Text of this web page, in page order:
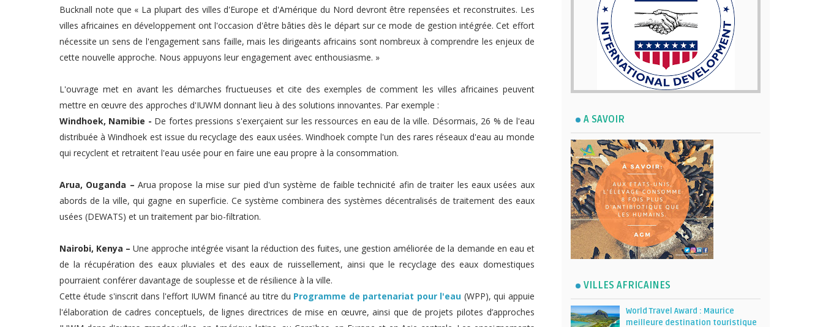
Bucknall note que « La plupart des villes d'Europe et d'Amérique du Nord devront être repensées et reconstruites. Les
villes africaines en développement ont l'occasion d'être bâties dès le départ sur ce mode de gestion intégrée. Cet effort
nécessite un sens de l'engagement sans faille, mais les dirigeants africains sont nombreux à comprendre les enjeux de
cette nouvelle approche. Nous appuyons leur engagement avec enthousiasme. »
L'ouvrage met en avant les démarches fructueuses et cite des exemples de comment les villes africaines peuvent
mettre en œuvre des approches d'IUWM donnant lieu à des solutions innovantes. Par exemple :
Windhoek, Namibie - De fortes pressions s'exerçaient sur les ressources en eau de la ville. Désormais, 26 % de l'eau
distribuée à Windhoek est issue du recyclage des eaux usées. Windhoek compte l'un des rares réseaux d'eau au monde
qui recyclent et retraitent l'eau usée pour en faire une eau propre à la consommation.
Arua, Ouganda – Arua propose la mise sur pied d'un système de faible technicité afin de traiter les eaux usées aux
abords de la ville, qui gagne en superficie. Ce système combinera des systèmes décentralisés de traitement des eaux
usées (DEWATS) et un traitement par bio-filtration.
Nairobi, Kenya –Une approche intégrée visant la réduction des fuites, une gestion améliorée de la demande en eau et
de la récupération des eaux pluviales et des eaux de ruissellement, ainsi que le recyclage des eaux domestiques
pourraient conférer davantage de souplesse et de résilience à la ville.
Cette étude s'inscrit dans l'effort IUWM financé au titre du Programme de partenariat pour l'eau (WPP), qui appuie
l'élaboration de cadres conceptuels, de lignes directrices de mise en œuvre, ainsi que de projets pilotes d’approches
A SAVOIR
VILLES AFRICAINES
World Travel Award : Maurice
meilleure destination touristique